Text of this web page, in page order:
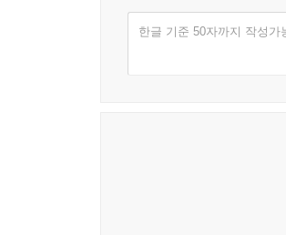
진짜 끌어당김:
* 5장부터 10장까지는 명언
한글 기준 50자까지 작성가